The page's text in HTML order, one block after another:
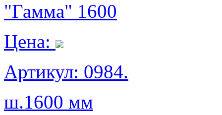
"Гамма" 1600
Цена:
Артикул: 0984.
ш.1600 мм